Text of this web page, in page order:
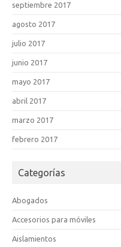
septiembre 2017
agosto 2017
julio 2017
junio 2017
mayo 2017
abril 2017
marzo 2017
febrero 2017
Categorías
Abogados
Accesorios para móviles
Aislamientos